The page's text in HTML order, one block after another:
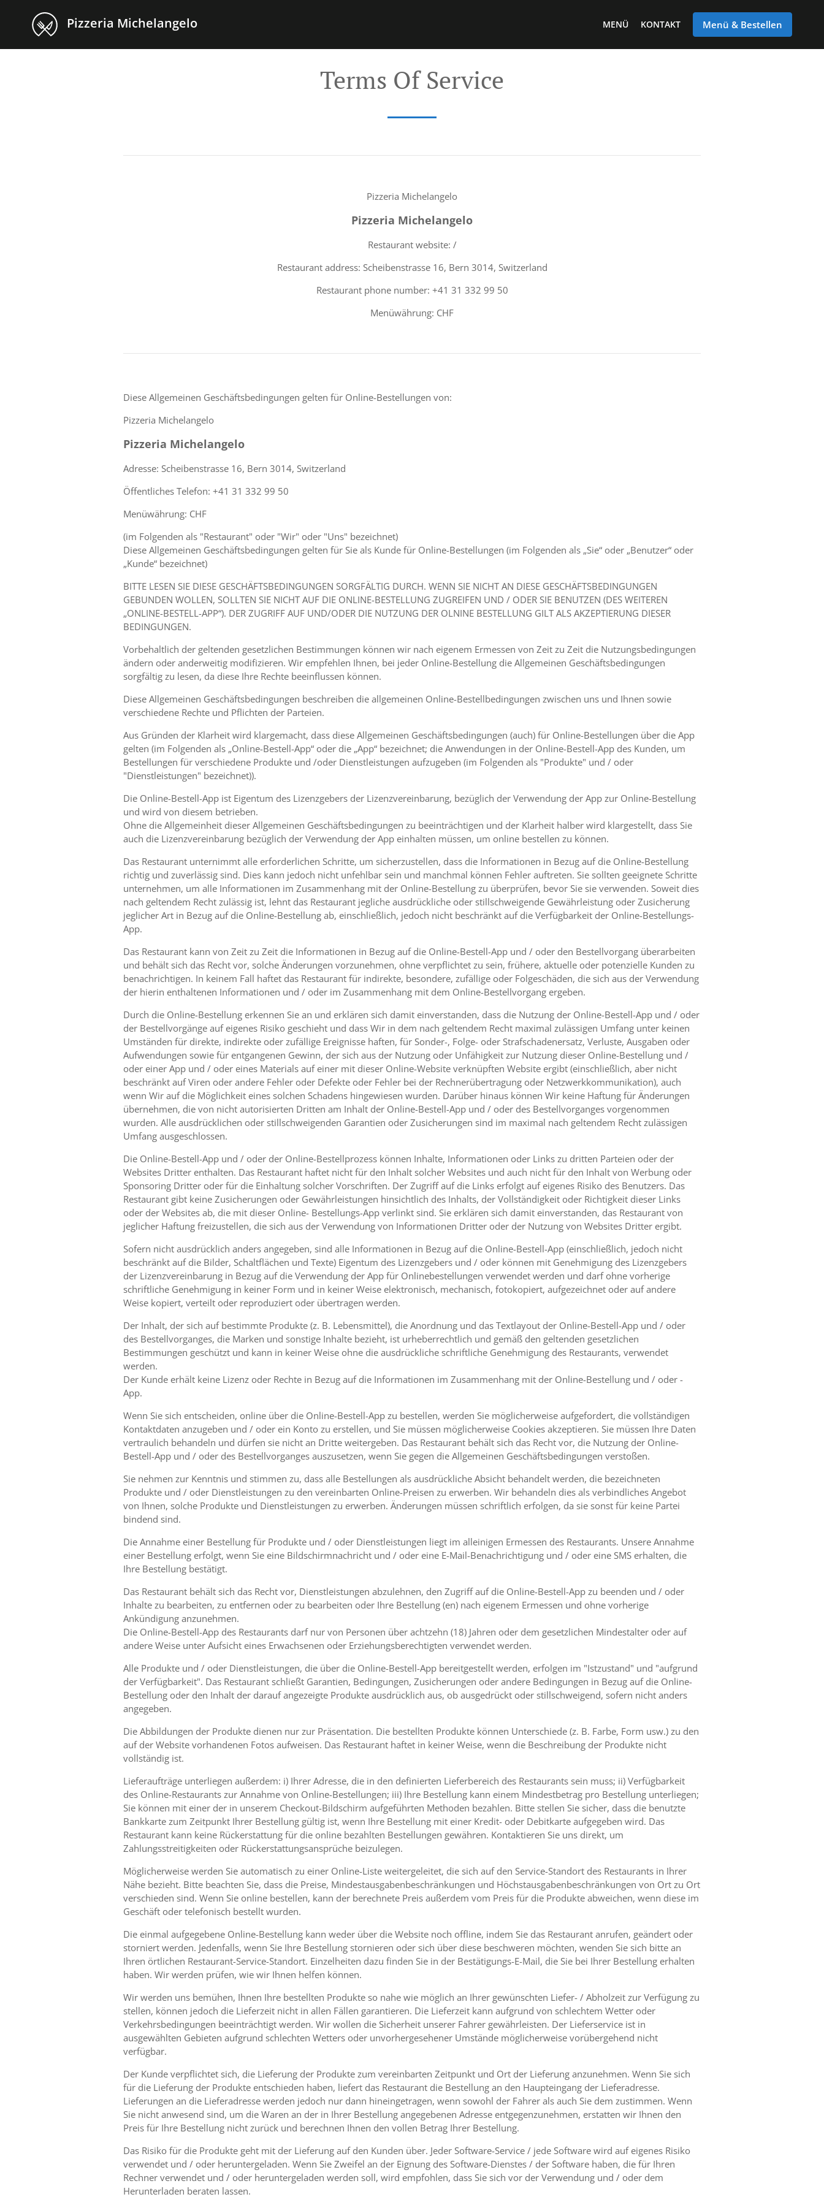
Pizzeria Michelangelo MENÜ KONTAKT Menü & Bestellen
Terms Of Service
Pizzeria Michelangelo
Pizzeria Michelangelo
Restaurant website: /
Restaurant address: Scheibenstrasse 16, Bern 3014, Switzerland
Restaurant phone number: +41 31 332 99 50
Menüwährung: CHF
Diese Allgemeinen Geschäftsbedingungen gelten für Online-Bestellungen von:
Pizzeria Michelangelo
Pizzeria Michelangelo
Adresse: Scheibenstrasse 16, Bern 3014, Switzerland
Öffentliches Telefon: +41 31 332 99 50
Menüwährung: CHF
(im Folgenden als "Restaurant" oder "Wir" oder "Uns" bezeichnet)
Diese Allgemeinen Geschäftsbedingungen gelten für Sie als Kunde für Online-Bestellungen (im Folgenden als „Sie“ oder „Benutzer“ oder
„Kunde“ bezeichnet)
BITTE LESEN SIE DIESE GESCHÄFTSBEDINGUNGEN SORGFÄLTIG DURCH. WENN SIE NICHT AN DIESE GESCHÄFTSBEDINGUNGEN
GEBUNDEN WOLLEN, SOLLTEN SIE NICHT AUF DIE ONLINE-BESTELLUNG ZUGREIFEN UND / ODER SIE BENUTZEN (DES WEITEREN
„ONLINE-BESTELL-APP“). DER ZUGRIFF AUF UND/ODER DIE NUTZUNG DER OLNINE BESTELLUNG GILT ALS AKZEPTIERUNG DIESER
BEDINGUNGEN.
Vorbehaltlich der geltenden gesetzlichen Bestimmungen können wir nach eigenem Ermessen von Zeit zu Zeit die Nutzungsbedingungen
ändern oder anderweitig modifizieren. Wir empfehlen Ihnen, bei jeder Online-Bestellung die Allgemeinen Geschäftsbedingungen
sorgfältig zu lesen, da diese Ihre Rechte beeinflussen können.
Diese Allgemeinen Geschäftsbedingungen beschreiben die allgemeinen Online-Bestellbedingungen zwischen uns und Ihnen sowie
verschiedene Rechte und Pflichten der Parteien.
Aus Gründen der Klarheit wird klargemacht, dass diese Allgemeinen Geschäftsbedingungen (auch) für Online-Bestellungen über die App
gelten (im Folgenden als „Online-Bestell-App“ oder die „App“ bezeichnet; die Anwendungen in der Online-Bestell-App des Kunden, um
Bestellungen für verschiedene Produkte und /oder Dienstleistungen aufzugeben (im Folgenden als "Produkte" und / oder
"Dienstleistungen" bezeichnet)).
Die Online-Bestell-App ist Eigentum des Lizenzgebers der Lizenzvereinbarung, bezüglich der Verwendung der App zur Online-Bestellung
und wird von diesem betrieben.
Ohne die Allgemeinheit dieser Allgemeinen Geschäftsbedingungen zu beeinträchtigen und der Klarheit halber wird klargestellt, dass Sie
auch die Lizenzvereinbarung bezüglich der Verwendung der App einhalten müssen, um online bestellen zu können.
Das Restaurant unternimmt alle erforderlichen Schritte, um sicherzustellen, dass die Informationen in Bezug auf die Online-Bestellung
richtig und zuverlässig sind. Dies kann jedoch nicht unfehlbar sein und manchmal können Fehler auftreten. Sie sollten geeignete Schritte
unternehmen, um alle Informationen im Zusammenhang mit der Online-Bestellung zu überprüfen, bevor Sie sie verwenden. Soweit dies
nach geltendem Recht zulässig ist, lehnt das Restaurant jegliche ausdrückliche oder stillschweigende Gewährleistung oder Zusicherung
jeglicher Art in Bezug auf die Online-Bestellung ab, einschließlich, jedoch nicht beschränkt auf die Verfügbarkeit der Online-Bestellungs-
App.
Das Restaurant kann von Zeit zu Zeit die Informationen in Bezug auf die Online-Bestell-App und / oder den Bestellvorgang überarbeiten
und behält sich das Recht vor, solche Änderungen vorzunehmen, ohne verpflichtet zu sein, frühere, aktuelle oder potenzielle Kunden zu
benachrichtigen. In keinem Fall haftet das Restaurant für indirekte, besondere, zufällige oder Folgeschäden, die sich aus der Verwendung
der hierin enthaltenen Informationen und / oder im Zusammenhang mit dem Online-Bestellvorgang ergeben.
Durch die Online-Bestellung erkennen Sie an und erklären sich damit einverstanden, dass die Nutzung der Online-Bestell-App und / oder
der Bestellvorgänge auf eigenes Risiko geschieht und dass Wir in dem nach geltendem Recht maximal zulässigen Umfang unter keinen
Umständen für direkte, indirekte oder zufällige Ereignisse haften, für Sonder-, Folge- oder Strafschadenersatz, Verluste, Ausgaben oder
Aufwendungen sowie für entgangenen Gewinn, der sich aus der Nutzung oder Unfähigkeit zur Nutzung dieser Online-Bestellung und /
oder einer App und / oder eines Materials auf einer mit dieser Online-Website verknüpften Website ergibt (einschließlich, aber nicht
beschränkt auf Viren oder andere Fehler oder Defekte oder Fehler bei der Rechnerübertragung oder Netzwerkkommunikation), auch
wenn Wir auf die Möglichkeit eines solchen Schadens hingewiesen wurden. Darüber hinaus können Wir keine Haftung für Änderungen
übernehmen, die von nicht autorisierten Dritten am Inhalt der Online-Bestell-App und / oder des Bestellvorganges vorgenommen
wurden. Alle ausdrücklichen oder stillschweigenden Garantien oder Zusicherungen sind im maximal nach geltendem Recht zulässigen
Umfang ausgeschlossen.
Die Online-Bestell-App und / oder der Online-Bestellprozess können Inhalte, Informationen oder Links zu dritten Parteien oder der
Websites Dritter enthalten. Das Restaurant haftet nicht für den Inhalt solcher Websites und auch nicht für den Inhalt von Werbung oder
Sponsoring Dritter oder für die Einhaltung solcher Vorschriften. Der Zugriff auf die Links erfolgt auf eigenes Risiko des Benutzers. Das
Restaurant gibt keine Zusicherungen oder Gewährleistungen hinsichtlich des Inhalts, der Vollständigkeit oder Richtigkeit dieser Links
oder der Websites ab, die mit dieser Online- Bestellungs-App verlinkt sind. Sie erklären sich damit einverstanden, das Restaurant von
jeglicher Haftung freizustellen, die sich aus der Verwendung von Informationen Dritter oder der Nutzung von Websites Dritter ergibt.
Sofern nicht ausdrücklich anders angegeben, sind alle Informationen in Bezug auf die Online-Bestell-App (einschließlich, jedoch nicht
beschränkt auf die Bilder, Schaltflächen und Texte) Eigentum des Lizenzgebers und / oder können mit Genehmigung des Lizenzgebers
der Lizenzvereinbarung in Bezug auf die Verwendung der App für Onlinebestellungen verwendet werden und darf ohne vorherige
schriftliche Genehmigung in keiner Form und in keiner Weise elektronisch, mechanisch, fotokopiert, aufgezeichnet oder auf andere
Weise kopiert, verteilt oder reproduziert oder übertragen werden.
Der Inhalt, der sich auf bestimmte Produkte (z. B. Lebensmittel), die Anordnung und das Textlayout der Online-Bestell-App und / oder
des Bestellvorganges, die Marken und sonstige Inhalte bezieht, ist urheberrechtlich und gemäß den geltenden gesetzlichen
Bestimmungen geschützt und kann in keiner Weise ohne die ausdrückliche schriftliche Genehmigung des Restaurants, verwendet
werden.
Der Kunde erhält keine Lizenz oder Rechte in Bezug auf die Informationen im Zusammenhang mit der Online-Bestellung und / oder -
App.
Wenn Sie sich entscheiden, online über die Online-Bestell-App zu bestellen, werden Sie möglicherweise aufgefordert, die vollständigen
Kontaktdaten anzugeben und / oder ein Konto zu erstellen, und Sie müssen möglicherweise Cookies akzeptieren. Sie müssen Ihre Daten
vertraulich behandeln und dürfen sie nicht an Dritte weitergeben. Das Restaurant behält sich das Recht vor, die Nutzung der Online-
Bestell-App und / oder des Bestellvorganges auszusetzen, wenn Sie gegen die Allgemeinen Geschäftsbedingungen verstoßen.
Sie nehmen zur Kenntnis und stimmen zu, dass alle Bestellungen als ausdrückliche Absicht behandelt werden, die bezeichneten
Produkte und / oder Dienstleistungen zu den vereinbarten Online-Preisen zu erwerben. Wir behandeln dies als verbindliches Angebot
von Ihnen, solche Produkte und Dienstleistungen zu erwerben. Änderungen müssen schriftlich erfolgen, da sie sonst für keine Partei
bindend sind.
Die Annahme einer Bestellung für Produkte und / oder Dienstleistungen liegt im alleinigen Ermessen des Restaurants. Unsere Annahme
einer Bestellung erfolgt, wenn Sie eine Bildschirmnachricht und / oder eine E-Mail-Benachrichtigung und / oder eine SMS erhalten, die
Ihre Bestellung bestätigt.
Das Restaurant behält sich das Recht vor, Dienstleistungen abzulehnen, den Zugriff auf die Online-Bestell-App zu beenden und / oder
Inhalte zu bearbeiten, zu entfernen oder zu bearbeiten oder Ihre Bestellung (en) nach eigenem Ermessen und ohne vorherige
Ankündigung anzunehmen.
Die Online-Bestell-App des Restaurants darf nur von Personen über achtzehn (18) Jahren oder dem gesetzlichen Mindestalter oder auf
andere Weise unter Aufsicht eines Erwachsenen oder Erziehungsberechtigten verwendet werden.
Alle Produkte und / oder Dienstleistungen, die über die Online-Bestell-App bereitgestellt werden, erfolgen im "Istzustand" und "aufgrund
der Verfügbarkeit". Das Restaurant schließt Garantien, Bedingungen, Zusicherungen oder andere Bedingungen in Bezug auf die Online-
Bestellung oder den Inhalt der darauf angezeigte Produkte ausdrücklich aus, ob ausgedrückt oder stillschweigend, sofern nicht anders
angegeben.
Die Abbildungen der Produkte dienen nur zur Präsentation. Die bestellten Produkte können Unterschiede (z. B. Farbe, Form usw.) zu den
auf der Website vorhandenen Fotos aufweisen. Das Restaurant haftet in keiner Weise, wenn die Beschreibung der Produkte nicht
vollständig ist.
Lieferaufträge unterliegen außerdem: i) Ihrer Adresse, die in den definierten Lieferbereich des Restaurants sein muss; ii) Verfügbarkeit
des Online-Restaurants zur Annahme von Online-Bestellungen; iii) Ihre Bestellung kann einem Mindestbetrag pro Bestellung unterliegen;
Sie können mit einer der in unserem Checkout-Bildschirm aufgeführten Methoden bezahlen. Bitte stellen Sie sicher, dass die benutzte
Bankkarte zum Zeitpunkt Ihrer Bestellung gültig ist, wenn Ihre Bestellung mit einer Kredit- oder Debitkarte aufgegeben wird. Das
Restaurant kann keine Rückerstattung für die online bezahlten Bestellungen gewähren. Kontaktieren Sie uns direkt, um
Zahlungsstreitigkeiten oder Rückerstattungsansprüche beizulegen.
Möglicherweise werden Sie automatisch zu einer Online-Liste weitergeleitet, die sich auf den Service-Standort des Restaurants in Ihrer
Nähe bezieht. Bitte beachten Sie, dass die Preise, Mindestausgabenbeschränkungen und Höchstausgabenbeschränkungen von Ort zu Ort
verschieden sind. Wenn Sie online bestellen, kann der berechnete Preis außerdem vom Preis für die Produkte abweichen, wenn diese im
Geschäft oder telefonisch bestellt wurden.
Die einmal aufgegebene Online-Bestellung kann weder über die Website noch offline, indem Sie das Restaurant anrufen, geändert oder
storniert werden. Jedenfalls, wenn Sie Ihre Bestellung stornieren oder sich über diese beschweren möchten, wenden Sie sich bitte an
Ihren örtlichen Restaurant-Service-Standort. Einzelheiten dazu finden Sie in der Bestätigungs-E-Mail, die Sie bei Ihrer Bestellung erhalten
haben. Wir werden prüfen, wie wir Ihnen helfen können.
Wir werden uns bemühen, Ihnen Ihre bestellten Produkte so nahe wie möglich an Ihrer gewünschten Liefer- / Abholzeit zur Verfügung zu
stellen, können jedoch die Lieferzeit nicht in allen Fällen garantieren. Die Lieferzeit kann aufgrund von schlechtem Wetter oder
Verkehrsbedingungen beeinträchtigt werden. Wir wollen die Sicherheit unserer Fahrer gewährleisten. Der Lieferservice ist in
ausgewählten Gebieten aufgrund schlechten Wetters oder unvorhergesehener Umstände möglicherweise vorübergehend nicht
verfügbar.
Der Kunde verpflichtet sich, die Lieferung der Produkte zum vereinbarten Zeitpunkt und Ort der Lieferung anzunehmen. Wenn Sie sich
für die Lieferung der Produkte entschieden haben, liefert das Restaurant die Bestellung an den Haupteingang der Lieferadresse.
Lieferungen an die Lieferadresse werden jedoch nur dann hineingetragen, wenn sowohl der Fahrer als auch Sie dem zustimmen. Wenn
Sie nicht anwesend sind, um die Waren an der in Ihrer Bestellung angegebenen Adresse entgegenzunehmen, erstatten wir Ihnen den
Preis für Ihre Bestellung nicht zurück und berechnen Ihnen den vollen Betrag Ihrer Bestellung.
Das Risiko für die Produkte geht mit der Lieferung auf den Kunden über. Jeder Software-Service / jede Software wird auf eigenes Risiko
verwendet und / oder heruntergeladen. Wenn Sie Zweifel an der Eignung des Software-Dienstes / der Software haben, die für Ihren
Rechner verwendet und / oder heruntergeladen werden soll, wird empfohlen, dass Sie sich vor der Verwendung und / oder dem
Herunterladen beraten lassen.